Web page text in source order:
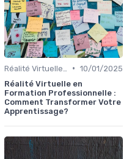
• 10/01/2025
Réalité Virtuelle en
Formation Professionnelle :
Comment Transformer Votre
Apprentissage?